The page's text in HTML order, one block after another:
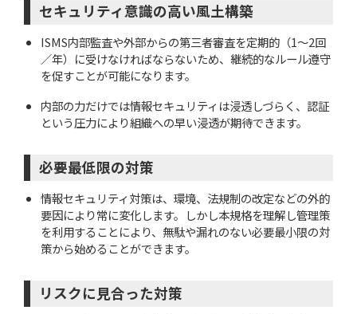
セキュリティ意識の高い風土構築
ISMS内部監査や外部からの第三者審査を定期的（1～2回
／年）に受けなければならないため、継続的なルール遵守
を促すことが可能になります。
内部の力だけでは情報セキュリティは浸透しづらく、認証
という圧力により組織への早い浸透が期待できます。
必要最低限の対策
情報セキュリティ対策は、環境、法規制の改定などの外的
要因により常に変化します。しかし本規格を理解し管理策
を利用することにより、無駄や漏れのない必要最小限の対
策から始めることができます。
リスクに見合った対策